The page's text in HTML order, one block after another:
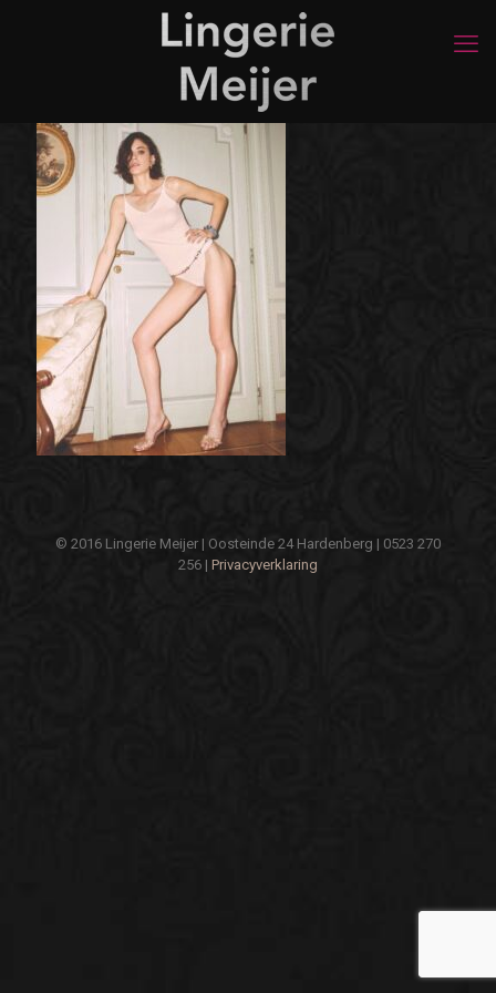
© 2016 Lingerie Meijer | Oosteinde 24 Hardenberg | 0523 270
256 | Privacyverklaring